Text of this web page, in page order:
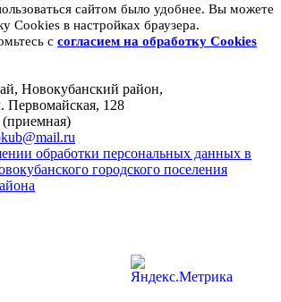
сайтом было удобнее. Вы можете
Cookies в настройках браузера.
с согласием на обработку Cookies
Новокубанский район,
Первомайская, 128
обработки персональных данных в
городского поселения